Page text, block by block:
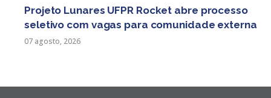
Projeto Lunares UFPR Rocket abre processo
seletivo com vagas para comunidade externa
07 agosto, 2026